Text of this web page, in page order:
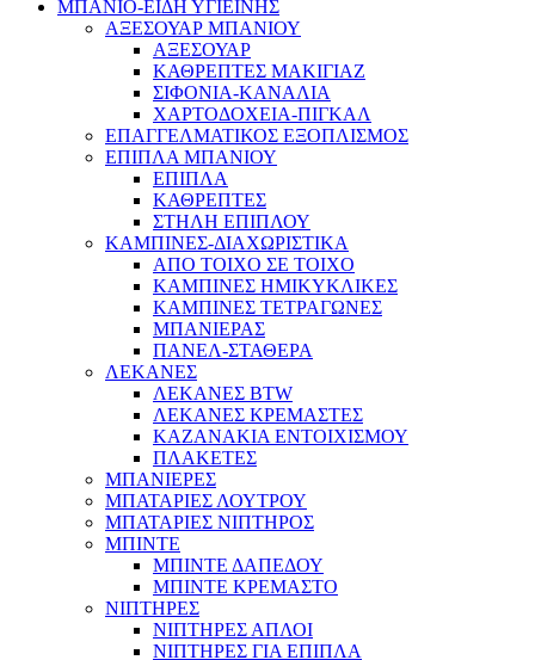
ΜΠΑΝΙΟ-ΕΙΔΗ ΥΓΙΕΙΝΗΣ
ΑΞΕΣΟΥΑΡ ΜΠΑΝΙΟΥ
ΑΞΕΣΟΥΑΡ
ΚΑΘΡΕΠΤΕΣ ΜΑΚΙΓΙΑΖ
ΣΙΦΟΝΙΑ-ΚΑΝΑΛΙΑ
ΧΑΡΤΟΔΟΧΕΙΑ-ΠΙΓΚΑΛ
ΕΠΑΓΓΕΛΜΑΤΙΚΟΣ ΕΞΟΠΛΙΣΜΟΣ
ΕΠΙΠΛΑ ΜΠΑΝΙΟΥ
ΕΠΙΠΛΑ
ΚΑΘΡΕΠΤΕΣ
ΣΤΗΛΗ ΕΠΙΠΛΟΥ
ΚΑΜΠΙΝΕΣ-ΔΙΑΧΩΡΙΣΤΙΚΑ
ΑΠΟ ΤΟΙΧΟ ΣΕ ΤΟΙΧΟ
ΚΑΜΠΙΝΕΣ ΗΜΙΚΥΚΛΙΚΕΣ
ΚΑΜΠΙΝΕΣ ΤΕΤΡΑΓΩΝΕΣ
ΜΠΑΝΙΕΡΑΣ
ΠΑΝΕΛ-ΣΤΑΘΕΡΑ
ΛΕΚΑΝΕΣ
ΛΕΚΑΝΕΣ BTW
ΛΕΚΑΝΕΣ ΚΡΕΜΑΣΤΕΣ
ΚΑΖΑΝΑΚΙΑ ΕΝΤΟΙΧΙΣΜΟΥ
ΠΛΑΚΕΤΕΣ
ΜΠΑΝΙΕΡΕΣ
ΜΠΑΤΑΡΙΕΣ ΛΟΥΤΡΟΥ
ΜΠΑΤΑΡΙΕΣ ΝΙΠΤΗΡΟΣ
ΜΠΙΝΤΕ
ΜΠΙΝΤΕ ΔΑΠΕΔΟΥ
ΜΠΙΝΤΕ ΚΡΕΜΑΣΤΟ
ΝΙΠΤΗΡΕΣ
ΝΙΠΤΗΡΕΣ ΑΠΛΟΙ
ΝΙΠΤΗΡΕΣ ΓΙΑ ΕΠΙΠΛΑ